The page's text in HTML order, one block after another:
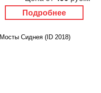
Подробнее
Мосты Сиднея (ID 2018)